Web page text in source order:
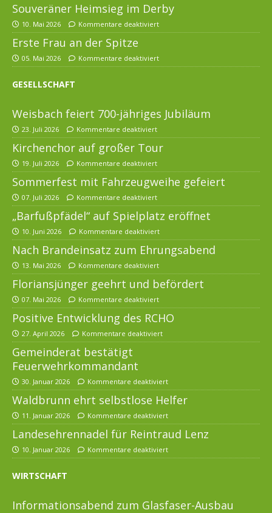
Souveräner Heimsieg im Derby
10. Mai 2026 Kommentare deaktiviert
Erste Frau an der Spitze
05. Mai 2026 Kommentare deaktiviert
GESELLSCHAFT
Weisbach feiert 700-jähriges Jubiläum
23. Juli 2026 Kommentare deaktiviert
Kirchenchor auf großer Tour
19. Juli 2026 Kommentare deaktiviert
Sommerfest mit Fahrzeugweihe gefeiert
07. Juli 2026 Kommentare deaktiviert
„Barfußpfädel“ auf Spielplatz eröffnet
10. Juni 2026 Kommentare deaktiviert
Nach Brandeinsatz zum Ehrungsabend
13. Mai 2026 Kommentare deaktiviert
Floriansjünger geehrt und befördert
07. Mai 2026 Kommentare deaktiviert
Positive Entwicklung des RCHO
27. April 2026 Kommentare deaktiviert
Gemeinderat bestätigt
Feuerwehrkommandant
30. Januar 2026 Kommentare deaktiviert
Waldbrunn ehrt selbstlose Helfer
11. Januar 2026 Kommentare deaktiviert
Landesehrennadel für Reintraud Lenz
10. Januar 2026 Kommentare deaktiviert
WIRTSCHAFT
Informationsabend zum Glasfaser-Ausbau